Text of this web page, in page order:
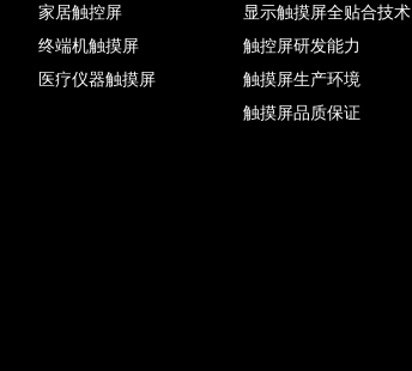
家居触控屏
终端机触摸屏
医疗仪器触摸屏
显示触摸屏全贴合技术
触控屏研发能力
触摸屏生产环境
触摸屏品质保证